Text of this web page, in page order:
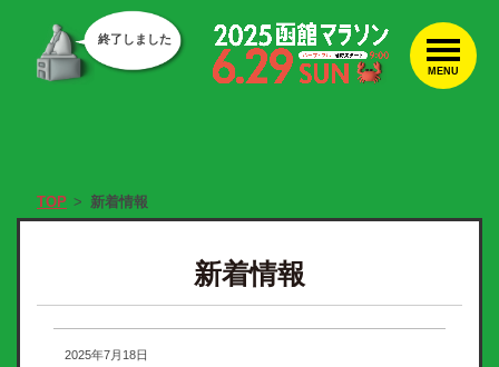
MENU
終了しました
TOP 新着情報
新着情報
2025年7月18日